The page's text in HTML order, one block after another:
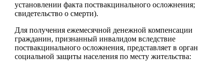
установлении факта поствакцинального осложнения;
свидетельство о смерти).
Для получения ежемесячной денежной компенсации
гражданин, признанный инвалидом вследствие
поствакцинального осложнения, представляет в орган
социальной защиты населения по месту жительства: